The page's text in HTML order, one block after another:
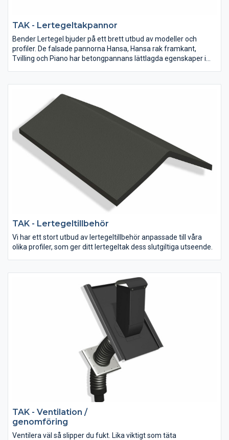
TAK - Lertegeltakpannor
Bender Lertegel bjuder på ett brett utbud av modeller och
profiler. De falsade pannorna Hansa, Hansa rak framkant,
Tvilling och Piano har betongpannans lättlagda egenskaper i
TAK - Lertegeltillbehör
Vi har ett stort utbud av lertegeltillbehör anpassade till våra
olika profiler, som ger ditt lertegeltak dess slutgiltiga utseende.
TAK - Ventilation /
genomföring
Ventilera väl så slipper du fukt. Lika viktigt som täta